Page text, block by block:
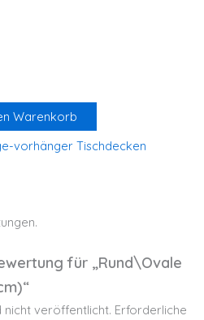
Warenkorb
vorhänger Tischdecken
für „Rund\Ovale
nicht veröffentlicht. Erforderliche